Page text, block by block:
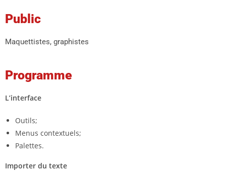
Public
Maquettistes, graphistes
Programme
L’interface
Outils;
Menus contextuels;
Palettes.
Importer du texte